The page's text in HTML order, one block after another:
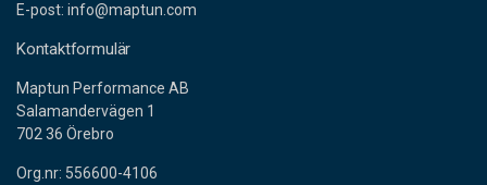
E-post: info@maptun.com
Kontaktformulär
Maptun Performance AB
Salamandervägen 1
702 36 Örebro
Org.nr: 556600-4106